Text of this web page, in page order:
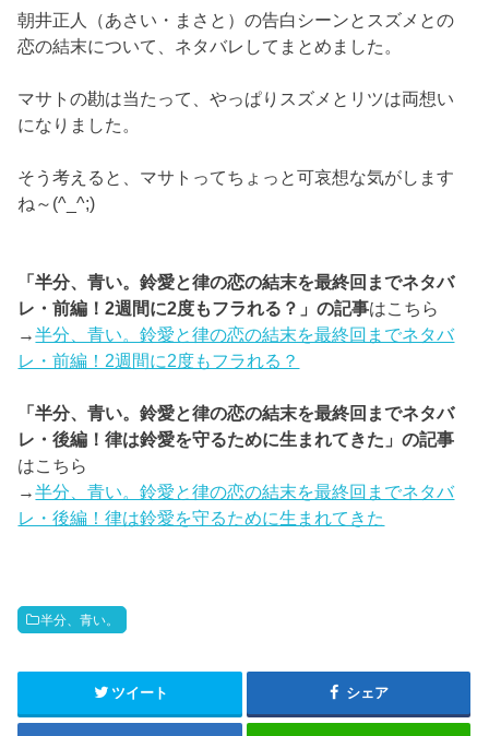
朝井正人（あさい・まさと）の告白シーンとスズメとの
恋の結末について、ネタバレしてまとめました。
マサトの勘は当たって、やっぱりスズメとリツは両想い
になりました。
そう考えると、マサトってちょっと可哀想な気がします
ね～(^_^;)
「半分、青い。鈴愛と律の恋の結末を最終回までネタバ
レ・前編！2週間に2度もフラれる？」の記事はこちら
→半分、青い。鈴愛と律の恋の結末を最終回までネタバ
レ・前編！2週間に2度もフラれる？
「半分、青い。鈴愛と律の恋の結末を最終回までネタバ
レ・後編！律は鈴愛を守るために生まれてきた」の記事
はこちら
→半分、青い。鈴愛と律の恋の結末を最終回までネタバ
レ・後編！律は鈴愛を守るために生まれてきた
半分、青い。
ツイート シェア